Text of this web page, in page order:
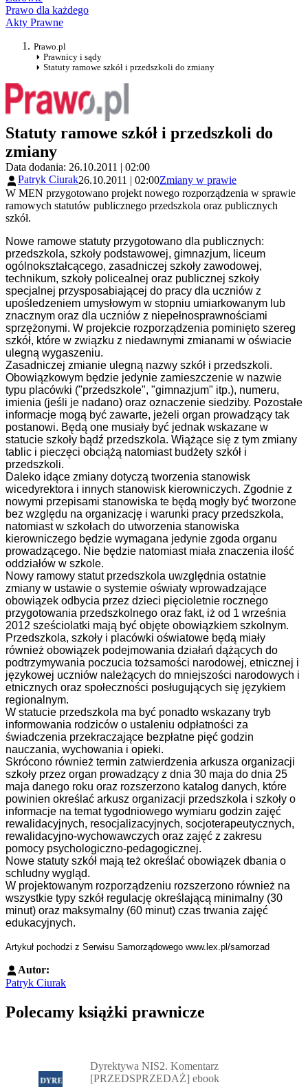
Prawo dla każdego
Akty Prawne
Prawo.pl
Prawnicy i sądy
Statuty ramowe szkół i przedszkoli do zmiany
Statuty ramowe szkół i przedszkoli do
zmiany
Data dodania: 26.10.2011 | 02:00
Patryk Ciurak26.10.2011 | 02:00Zmiany w prawie
W MEN przygotowano projekt nowego rozporządzenia w sprawie
ramowych statutów publicznego przedszkola oraz publicznych
szkół.
Nowe ramowe statuty przygotowano dla publicznych:
przedszkola, szkoły podstawowej, gimnazjum, liceum
ogólnokształcącego, zasadniczej szkoły zawodowej,
technikum, szkoły policealnej oraz publicznej szkoły
specjalnej przysposabiającej do pracy dla uczniów z
upośledzeniem umysłowym w stopniu umiarkowanym lub
znacznym oraz dla uczniów z niepełnosprawnościami
sprzężonymi. W projekcie rozporządzenia pominięto szereg
szkół, które w związku z niedawnymi zmianami w oświacie
ulegną wygaszeniu.
Zasadniczej zmianie ulegną nazwy szkół i przedszkoli.
Obowiązkowym będzie jedynie zamieszczenie w nazwie
typu placówki ("przedszkole", "gimnazjum" itp.), numeru,
imienia (jeśli je nadano) oraz oznaczenie siedziby. Pozostałe
informacje mogą być zawarte, jeżeli organ prowadzący tak
postanowi. Będą one musiały być jednak wskazane w
statucie szkoły bądź przedszkola. Wiążące się z tym zmiany
tablic i pieczęci obciążą natomiast budżety szkół i
przedszkoli.
Daleko idące zmiany dotyczą tworzenia stanowisk
wicedyrektora i innych stanowisk kierowniczych. Zgodnie z
nowymi przepisami stanowiska te będą mogły być tworzone
bez względu na organizację i warunki pracy przedszkola,
natomiast w szkołach do utworzenia stanowiska
kierowniczego będzie wymagana jedynie zgoda organu
prowadzącego. Nie będzie natomiast miała znaczenia ilość
oddziałów w szkole.
Nowy ramowy statut przedszkola uwzględnia ostatnie
zmiany w ustawie o systemie oświaty wprowadzające
obowiązek odbycia przez dzieci pięcioletnie rocznego
przygotowania przedszkolnego oraz fakt, iż od 1 września
2012 sześciolatki mają być objęte obowiązkiem szkolnym.
Przedszkola, szkoły i placówki oświatowe będą miały
również obowiązek podejmowania działań dążących do
podtrzymywania poczucia tożsamości narodowej, etnicznej i
językowej uczniów należących do mniejszości narodowych i
etnicznych oraz społeczności posługujących się językiem
regionalnym.
W statucie przedszkola ma być ponadto wskazany tryb
informowania rodziców o ustaleniu odpłatności za
świadczenia przekraczające bezpłatne pięć godzin
nauczania, wychowania i opieki.
Skrócono również termin zatwierdzenia arkusza organizacji
szkoły przez organ prowadzący z dnia 30 maja do dnia 25
maja danego roku oraz rozszerzono katalog danych, które
powinien określać arkusz organizacji przedszkola i szkoły o
informacje na temat tygodniowego wymiaru godzin zajęć
rewalidacyjnych, resocjalizacyjnych, socjoterapeutycznych,
rewalidacyjno-wychowawczych oraz zajęć z zakresu
pomocy psychologiczno-pedagogicznej.
Nowe statuty szkół mają też określać obowiązek dbania o
schludny wygląd.
W projektowanym rozporządzeniu rozszerzono również na
wszystkie typy szkół regulację określającą minimalny (30
minut) oraz maksymalny (60 minut) czas trwania zajęć
edukacyjnych.
Artykuł pochodzi z Serwisu Samorządowego www.lex.pl/samorzad
Autor:
Patryk Ciurak
Polecamy książki prawnicze
Dyrektywa NIS2. Komentarz
[PRZEDSPRZEDAŻ] ebook